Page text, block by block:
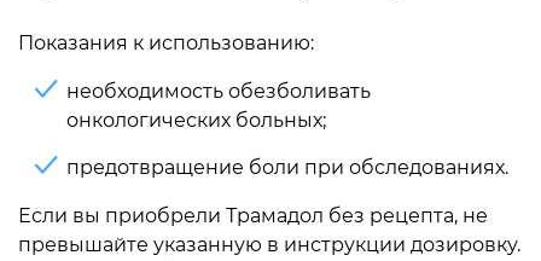
Показания к использованию:
необходимость обезболивать
онкологических больных;
предотвращение боли при обследованиях.
Если вы приобрели Трамадол без рецепта, не
превышайте указанную в инструкции дозировку.